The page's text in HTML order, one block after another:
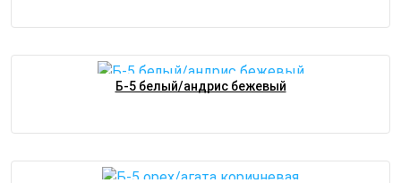
Б-5 белый/андрис бежевый